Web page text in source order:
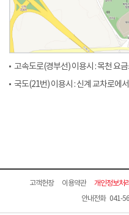
고속도로(경부선) 이용시 : 목천 요
국도(21번) 이용시 : 신계 교차로에
고객헌장 이용약관 개인정보처
안내전화 041-